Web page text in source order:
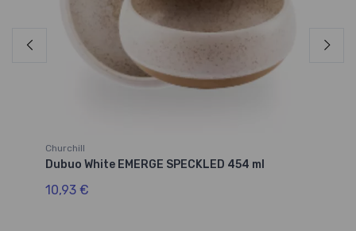
Churchill
Dubuo White EMERGE SPECKLED 454 ml
10,93 €